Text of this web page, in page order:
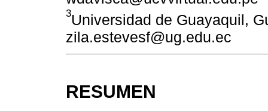
3Universidad de Guayaquil,
zila.estevesf@ug.edu.ec
RESUMEN